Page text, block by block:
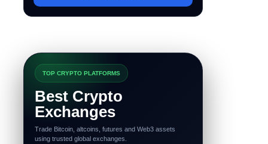
TOP CRYPTO PLATFORMS
Best Crypto
Exchanges
Trade Bitcoin, altcoins, futures and Web3 assets
using trusted global exchanges.